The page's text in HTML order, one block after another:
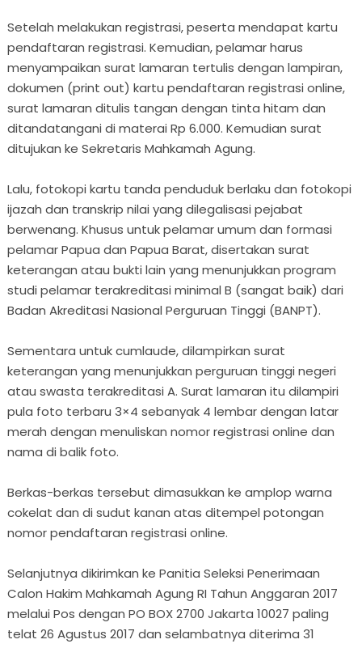
Setelah melakukan registrasi, peserta mendapat kartu
pendaftaran registrasi. Kemudian, pelamar harus
menyampaikan surat lamaran tertulis dengan lampiran,
dokumen (print out) kartu pendaftaran registrasi online,
surat lamaran ditulis tangan dengan tinta hitam dan
ditandatangani di materai Rp 6.000. Kemudian surat
ditujukan ke Sekretaris Mahkamah Agung.
Lalu, fotokopi kartu tanda penduduk berlaku dan fotokopi
ijazah dan transkrip nilai yang dilegalisasi pejabat
berwenang. Khusus untuk pelamar umum dan formasi
pelamar Papua dan Papua Barat, disertakan surat
keterangan atau bukti lain yang menunjukkan program
studi pelamar terakreditasi minimal B (sangat baik) dari
Badan Akreditasi Nasional Perguruan Tinggi (BANPT).
Sementara untuk cumlaude, dilampirkan surat
keterangan yang menunjukkan perguruan tinggi negeri
atau swasta terakreditasi A. Surat lamaran itu dilampiri
pula foto terbaru 3×4 sebanyak 4 lembar dengan latar
merah dengan menuliskan nomor registrasi online dan
nama di balik foto.
Berkas-berkas tersebut dimasukkan ke amplop warna
cokelat dan di sudut kanan atas ditempel potongan
nomor pendaftaran registrasi online.
Selanjutnya dikirimkan ke Panitia Seleksi Penerimaan
Calon Hakim Mahkamah Agung RI Tahun Anggaran 2017
melalui Pos dengan PO BOX 2700 Jakarta 10027 paling
telat 26 Agustus 2017 dan selambatnya diterima 31